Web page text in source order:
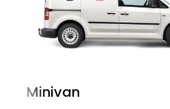
Minivan